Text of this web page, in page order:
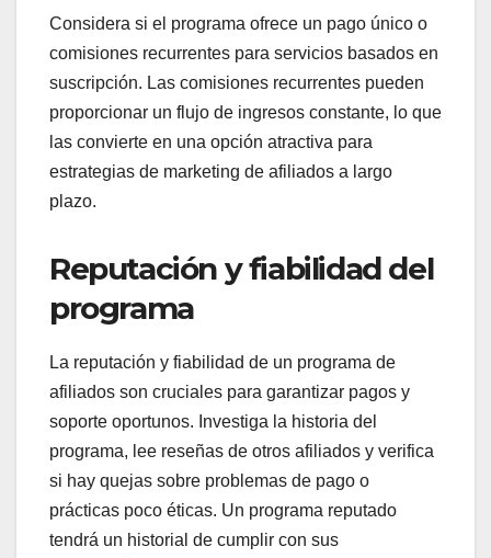
Considera si el programa ofrece un pago único o
comisiones recurrentes para servicios basados en
suscripción. Las comisiones recurrentes pueden
proporcionar un flujo de ingresos constante, lo que
las convierte en una opción atractiva para
estrategias de marketing de afiliados a largo
plazo.
Reputación y fiabilidad del
programa
La reputación y fiabilidad de un programa de
afiliados son cruciales para garantizar pagos y
soporte oportunos. Investiga la historia del
programa, lee reseñas de otros afiliados y verifica
si hay quejas sobre problemas de pago o
prácticas poco éticas. Un programa reputado
tendrá un historial de cumplir con sus